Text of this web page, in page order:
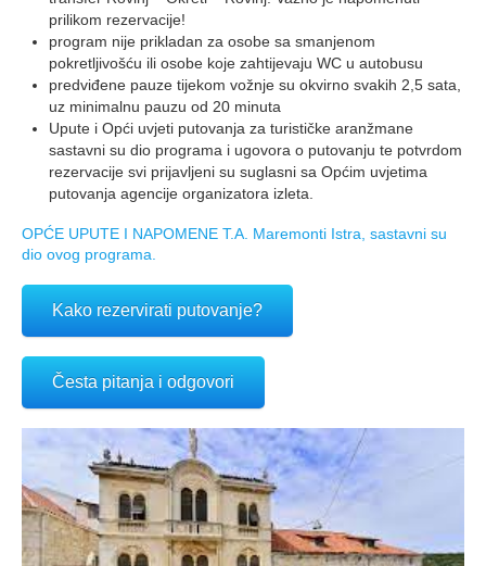
prilikom rezervacije!
program nije prikladan za osobe sa smanjenom
pokretljivošću ili osobe koje zahtijevaju WC u autobusu
predviđene pauze tijekom vožnje su okvirno svakih 2,5 sata,
uz minimalnu pauzu od 20 minuta
Upute i Opći uvjeti putovanja za turističke aranžmane
sastavni su dio programa i ugovora o putovanju te potvrdom
rezervacije svi prijavljeni su suglasni sa Općim uvjetima
putovanja agencije organizatora izleta.
OPĆE UPUTE I NAPOMENE T.A. Maremonti Istra, sastavni su
dio ovog programa.
Kako rezervirati putovanje?
Česta pitanja i odgovori